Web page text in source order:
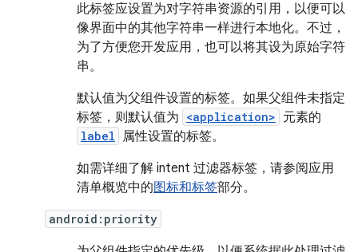
此标签应设置为对字符串资源的引用，以便可以
像界面中的其他字符串一样进行本地化。不过，
为了方便您开发应用，也可以将其设为原始字符
串。
默认值为父组件设置的标签。如果父组件未指定
标签，则默认值为 <application> 元素的
label 属性设置的标签。
如需详细了解 intent 过滤器标签，请参阅应用
清单概览中的图标和标签部分。
android:priority